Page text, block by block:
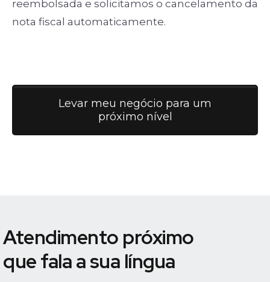
reembolsada e solicitamos o cancelamento da
nota fiscal automaticamente.
Levar meu negócio para um
próximo nível
Atendimento próximo
que fala a sua língua